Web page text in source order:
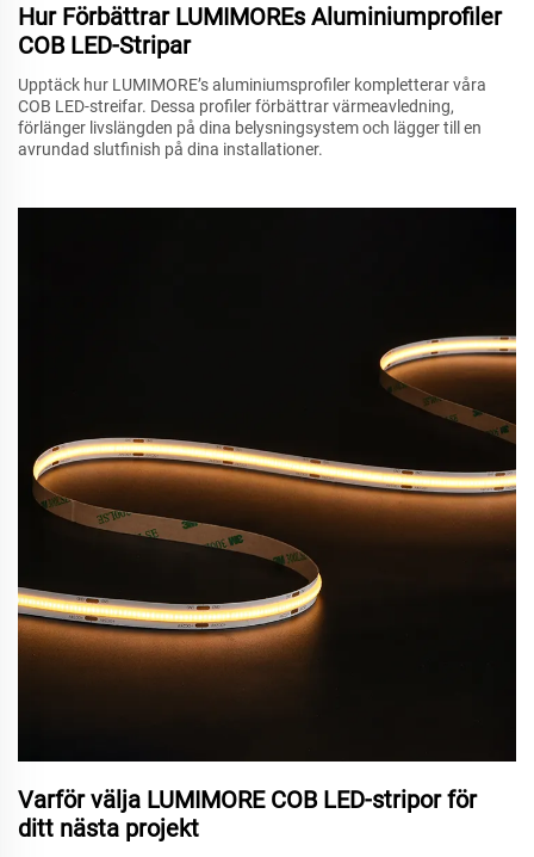
Hur Förbättrar LUMIMOREs Aluminiumprofiler
COB LED-Stripar
Upptäck hur LUMIMORE’s aluminiumsprofiler kompletterar våra
COB LED-streifar. Dessa profiler förbättrar värmeavledning,
förlänger livslängden på dina belysningsystem och lägger till en
avrundad slutfinish på dina installationer.
Varför välja LUMIMORE COB LED-stripor för
ditt nästa projekt